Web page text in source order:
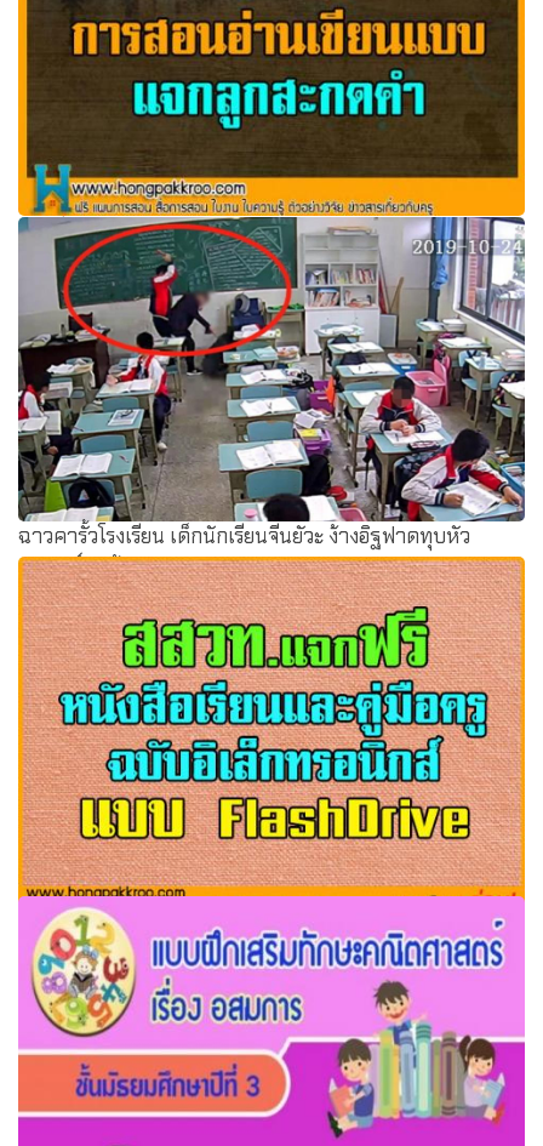
ดาวน์โหลด การสอนอ่านเขียนแบบแจกลูกสะกดคำ
ฉาวคารั้วโรงเรียน เด็กนักเรียนจีนยัวะ ง้างอิฐฟาดทุบหัว
อาจารย์คาห้อง
สสวท.แจกฟรีหนังสือเรียนและคู่มือครูฉบับอิเล็กทรอนิกส์ แบบ
FlashDrive